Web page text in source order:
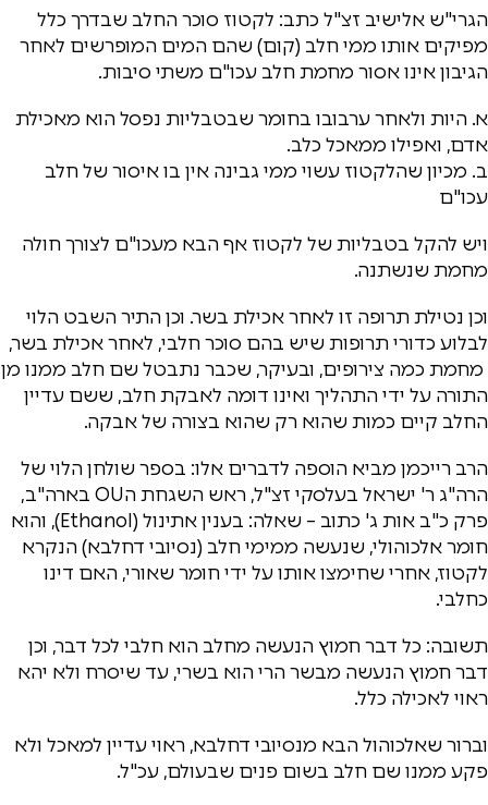
הגרי"ש אלישיב זצ"ל כתב: לקטוז סוכר החלב שבדרך כלל
מפיקים אותו ממי חלב (קום) שהם המים המופרשים לאחר
הגיבון אינו אסור מחמת חלב עכו"ם משתי סיבות.
א. היות ולאחר ערבובו בחומר שבטבליות נפסל הוא מאכילת
אדם, ואפילו ממאכל כלב.
ב. מכיון שהלקטוז עשוי ממי גבינה אין בו איסור של חלב
עכו"ם
ויש להקל בטבליות של לקטוז אף הבא מעכו"ם לצורך חולה
מחמת שנשתנה.
וכן נטילת תרופה זו לאחר אכילת בשר. וכן התיר השבט הלוי
לבלוע כדורי תרופות שיש בהם סוכר חלבי, לאחר אכילת בשר,
מחמת כמה צירופים, ובעיקר, שכבר נתבטל שם חלב ממנו מן
התורה על ידי התהליך ואינו דומה לאבקת חלב, ששם עדיין
החלב קיים כמות שהוא רק שהוא בצורה של אבקה.
הרב רייכמן מביא הוספה לדברים אלו: בספר שולחן הלוי של
הרה"ג ר' ישראל בעלסקי זצ"ל, ראש השגחת הOU בארה"ב,
פרק כ"ב אות ג' כתוב – שאלה: בענין אתינול (Ethanol), והוא
חומר אלכוהולי, שנעשה ממימי חלב (נסיובי דחלבא) הנקרא
לקטוז, אחרי שחימצו אותו על ידי חומר שאורי, האם דינו
כחלבי.
תשובה: כל דבר חמוץ הנעשה מחלב הוא חלבי לכל דבר, וכן
דבר חמוץ הנעשה מבשר הרי הוא בשרי, עד שיסרח ולא יהא
ראוי לאכילה כלל.
וברור שאלכוהול הבא מנסיובי דחלבא, ראוי עדיין למאכל ולא
פקע ממנו שם חלב בשום פנים שבעולם, עכ"ל.